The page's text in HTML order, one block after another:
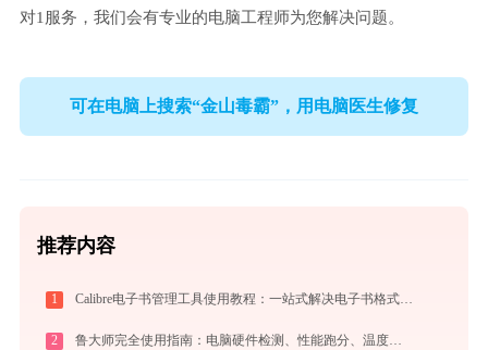
对1服务，我们会有专业的电脑工程师为您解决问题。
可在电脑上搜索“金山毒霸”，用电脑医生修复
推荐内容
1 Calibre电子书管理工具使用教程：一站式解决电子书格式转换、元数据管理与设备同步
2 鲁大师完全使用指南：电脑硬件检测、性能跑分、温度监控与系统优化一站式攻略